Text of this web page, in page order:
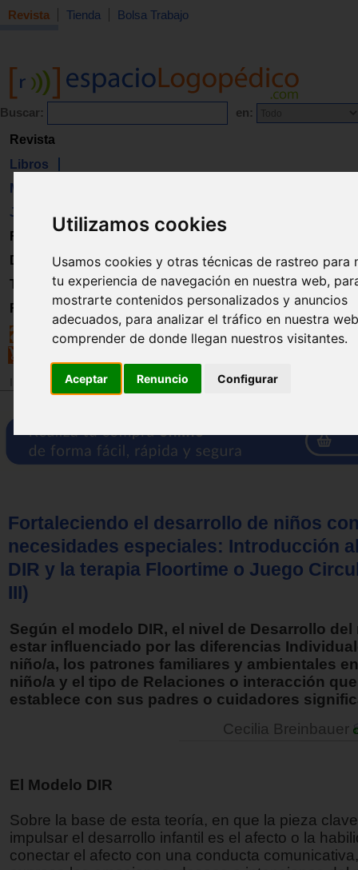
Utilizamos cookies
Usamos cookies y otras técnicas de rastreo para
tu experiencia de navegación en nuestra web,
mostrarte contenidos personalizados y anuncios
adecuados, para analizar el tráfico en nuestra
comprender de donde llegan nuestros visitantes.
Aceptar Renuncio Configurar
Revista Tienda Bolsa Trabajo
Buscar: en:
Revista
Libros
Material
Juguetes
Formación
Directorio
Trabajo
Registro
Revista
Fortaleciendo el desarrollo de niños
necesidades especiales: Introducción
DIR y la terapia Floortime o Juego
III)
Según el modelo DIR, el nivel de Desarrollo del
estar influenciado por las diferencias
niño/a, los patrones familiares y ambientales
niño/a y el tipo de Relaciones o interacción
establece con sus padres o cuidadores
Cecilia Breinbauer
El Modelo DIR
Sobre la base de esta teoría, en que la pieza
impulsar el desarrollo infantil es el afecto o la
conectar el afecto con una conducta